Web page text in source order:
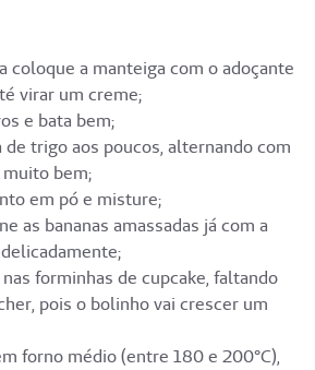
coloque a manteiga com o adoçante
virar um creme;
e bata bem;
de trigo aos poucos, alternando com
bem;
em pó e misture;
as bananas amassadas já com a
forminhas de cupcake, faltando
pois o bolinho vai crescer um
forno médio (entre 180 e 200°C),